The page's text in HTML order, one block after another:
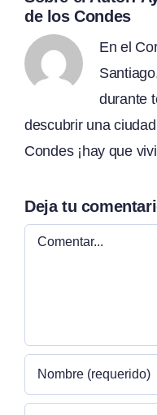
de los Condes
En el
durante
descubrir una
Condes ¡hay que
Deja tu
Comentar